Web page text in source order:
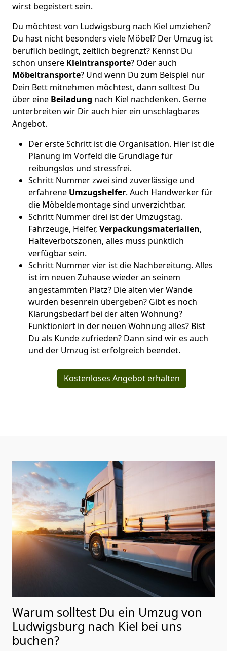
wirst begeistert sein.
Du möchtest von Ludwigsburg nach Kiel umziehen?
Du hast nicht besonders viele Möbel? Der Umzug ist
beruflich bedingt, zeitlich begrenzt? Kennst Du
schon unsere Kleintransporte? Oder auch
Möbeltransporte? Und wenn Du zum Beispiel nur
Dein Bett mitnehmen möchtest, dann solltest Du
über eine Beiladung nach Kiel nachdenken. Gerne
unterbreiten wir Dir auch hier ein unschlagbares
Angebot.
Der erste Schritt ist die Organisation. Hier ist die
Planung im Vorfeld die Grundlage für
reibungslos und stressfrei.
Schritt Nummer zwei sind zuverlässige und
erfahrene Umzugshelfer. Auch Handwerker für
die Möbeldemontage sind unverzichtbar.
Schritt Nummer drei ist der Umzugstag.
Fahrzeuge, Helfer, Verpackungsmaterialien,
Halteverbotszonen, alles muss pünktlich
verfügbar sein.
Schritt Nummer vier ist die Nachbereitung. Alles
ist im neuen Zuhause wieder an seinem
angestammten Platz? Die alten vier Wände
wurden besenrein übergeben? Gibt es noch
Klärungsbedarf bei der alten Wohnung?
Funktioniert in der neuen Wohnung alles? Bist
Du als Kunde zufrieden? Dann sind wir es auch
und der Umzug ist erfolgreich beendet.
Kostenloses Angebot erhalten
Warum solltest Du ein Umzug von
Ludwigsburg nach Kiel bei uns
buchen?